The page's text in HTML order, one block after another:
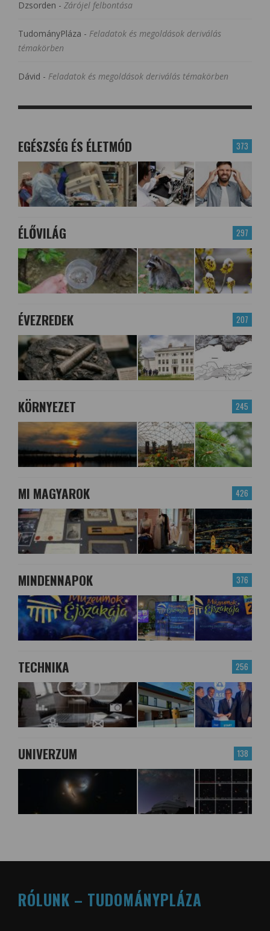
Dzsorden - Zárójel felbontása
TudományPláza - Feladatok és megoldások deriválás
témakörben
Dávid - Feladatok és megoldások deriválás témakörben
373
EGÉSZSÉG ÉS ÉLETMÓD
297
ÉLŐVILÁG
207
ÉVEZREDEK
245
KÖRNYEZET
426
MI MAGYAROK
376
MINDENNAPOK
256
TECHNIKA
138
UNIVERZUM
RÓLUNK – TUDOMÁNYPLÁZA